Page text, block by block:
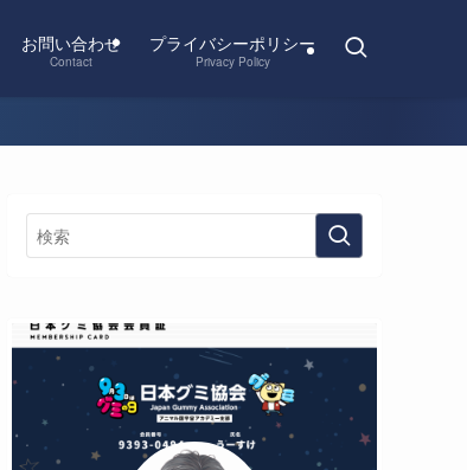
お問い合わせ
Contact
プライバシーポリシー
Privacy Policy